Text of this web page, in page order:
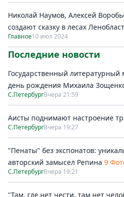
Николай Наумов, Алексей
создают сказку в лесах
Главное10 июл 2024
Последние новости
Государственный литературный
день рождения Михаила
С.ПетербургВчера 21:59
Аисты поднимают настроение
С.ПетербургВчера 19:27
"Пенаты" без экспонатов:
авторский замысел Репина 9
С.ПетербургВчера 19:21
"Там, где нет чести, там нет